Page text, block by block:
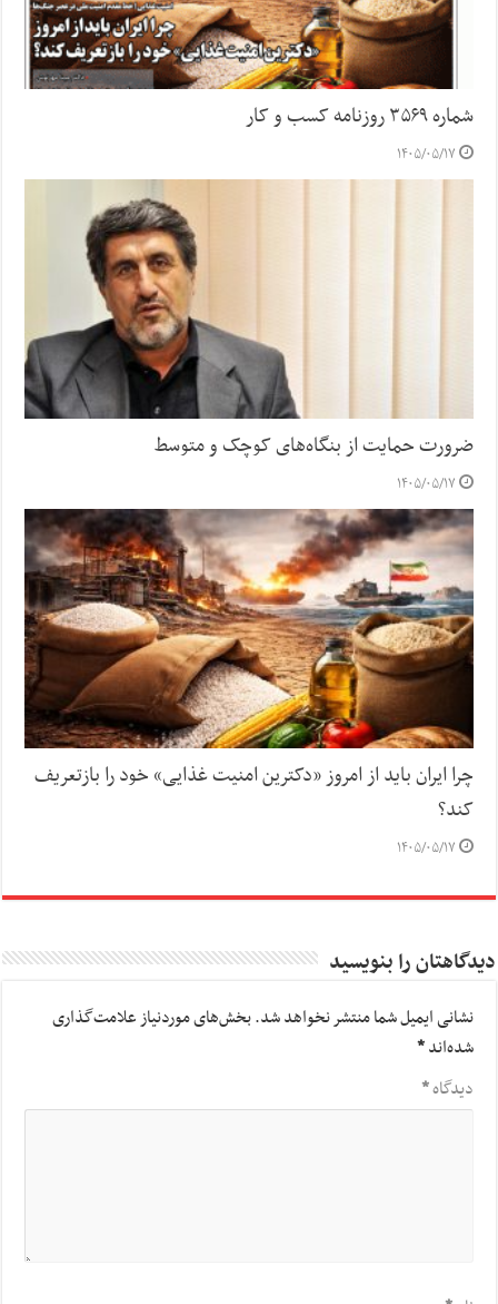
شماره ۳۵۶۹ روزنامه کسب و کار
۱۴۰۵/۰۵/۱۷
ضرورت حمایت از بنگاه‌های کوچک و متوسط
۱۴۰۵/۰۵/۱۷
چرا ایران باید از امروز «دکترین امنیت غذایی» خود را بازتعریف
کند؟
۱۴۰۵/۰۵/۱۷
دیدگاهتان را بنویسید
نشانی ایمیل شما منتشر نخواهد شد.بخش‌های موردنیاز علامت‌گذاری
شده‌اند*
دیدگاه*